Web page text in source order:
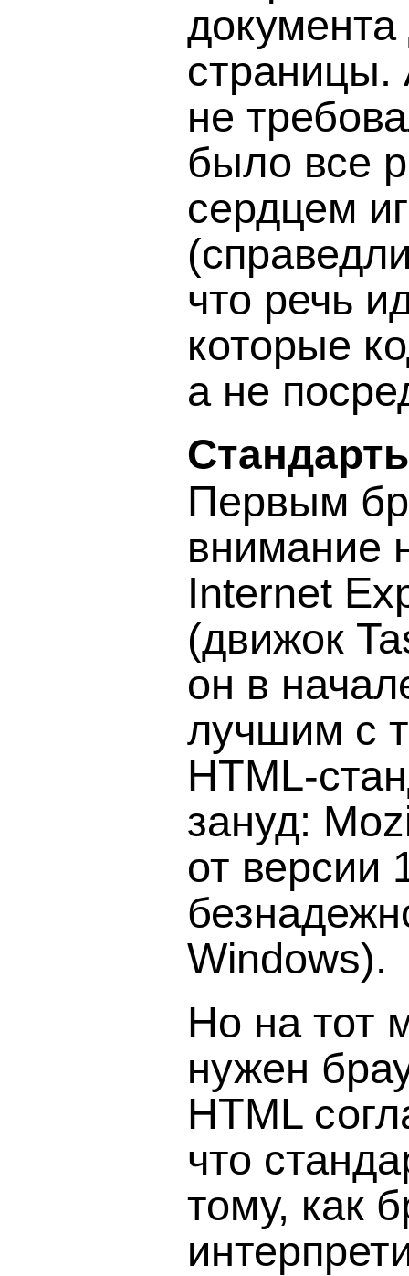
страницы.
не
было все
сердцем
что речь
которые
а не
Первым
внимание
Internet
(движок
он в
лучшим с
HTML-
зануд:
от версии
Windows).
Но на тот
нужен
HTML
что
тому, как